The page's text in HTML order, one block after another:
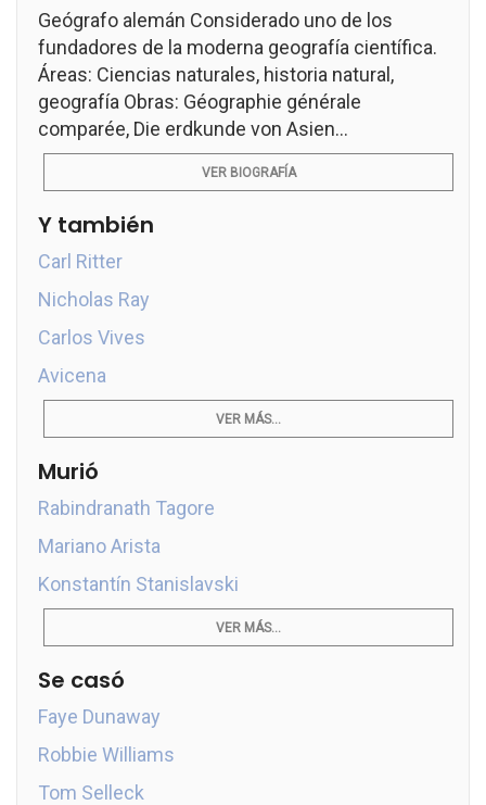
Geógrafo alemán Considerado uno de los
fundadores de la moderna geografía científica.
Áreas: Ciencias naturales, historia natural,
geografía Obras: Géographie générale
comparée, Die erdkunde von Asien...
VER BIOGRAFÍA
Y también
Carl Ritter
Nicholas Ray
Carlos Vives
Avicena
VER MÁS...
Murió
Rabindranath Tagore
Mariano Arista
Konstantín Stanislavski
VER MÁS...
Se casó
Faye Dunaway
Robbie Williams
Tom Selleck